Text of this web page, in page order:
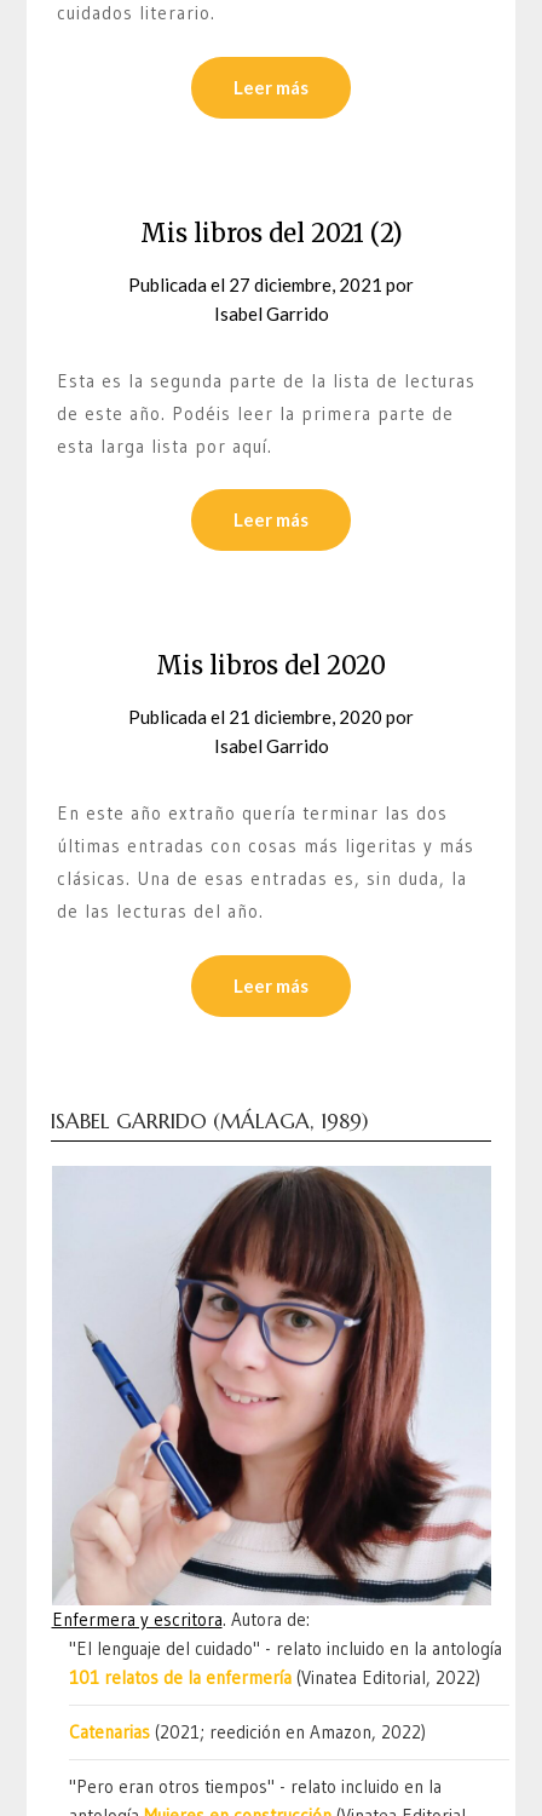
cuidados literario.
Leer más
Mis libros del 2021 (2)
Publicada el 27 diciembre, 2021 por
Isabel Garrido
Esta es la segunda parte de la lista de lecturas
de este año. Podéis leer la primera parte de
esta larga lista por aquí.
Leer más
Mis libros del 2020
Publicada el 21 diciembre, 2020 por
Isabel Garrido
En este año extraño quería terminar las dos
últimas entradas con cosas más ligeritas y más
clásicas. Una de esas entradas es, sin duda, la
de las lecturas del año.
Leer más
ISABEL GARRIDO (MÁLAGA, 1989)
Enfermera y escritora. Autora de:
"El lenguaje del cuidado" - relato incluido en la antología
101 relatos de la enfermería (Vinatea Editorial, 2022)
Catenarias (2021; reedición en Amazon, 2022)
"Pero eran otros tiempos" - relato incluido en la